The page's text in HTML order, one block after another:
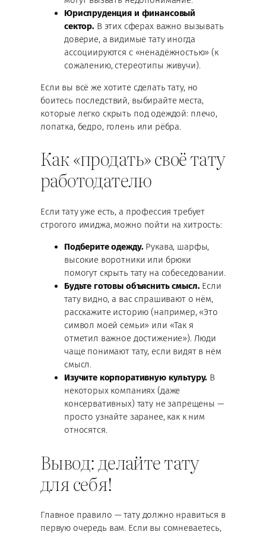
Юриспруденция и финансовый
сектор.В этих сферах важно вызывать
доверие, а видимые тату иногда
ассоциируются с «ненадёжностью» (к
сожалению, стереотипы живучи).
Если вы всё же хотите сделать тату, но
боитесь последствий, выбирайте места,
которые легко скрыть под одеждой: плечо,
лопатка, бедро, голень или рёбра.
Как «продать» своё тату
работодателю
Если тату уже есть, а профессия требует
строгого имиджа, можно пойти на хитрость:
Подберите одежду.Рукава, шарфы,
высокие воротники или брюки
помогут скрыть тату на собеседовании.
Будьте готовы объяснить смысл.Если
тату видно, а вас спрашивают о нём,
расскажите историю (например, «Это
символ моей семьи» или «Так я
отметил важное достижение»). Люди
чаще понимают тату, если видят в нём
смысл.
Изучите корпоративную культуру. В
некоторых компаниях (даже
консервативных) тату не запрещены —
просто узнайте заранее, как к ним
относятся.
Вывод: делайте тату
для себя!
Главное правило — тату должно нравиться в
первую очередь вам. Если вы сомневаетесь,